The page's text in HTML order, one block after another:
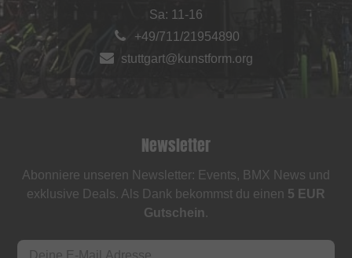
Sa: 11-16
+49/711/21954890
stuttgart@kunstform.org
Newsletter
Abonniere unseren Newsletter: Events, BMX News und
exklusive Deals. Als Dank bekommst du einen 5 EUR
Gutschein.